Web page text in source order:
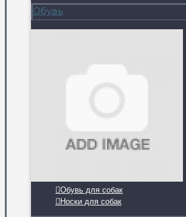
Обувь
Обувь для собак
Носки для собак